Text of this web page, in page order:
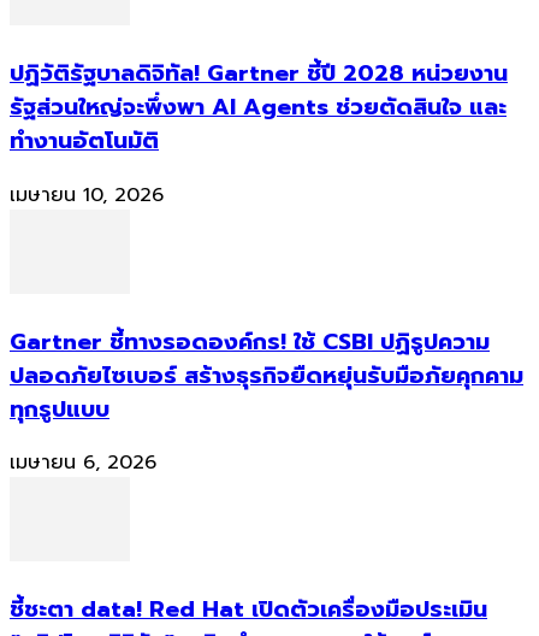
ปฏิวัติรัฐบาลดิจิทัล! Gartner ชี้ปี 2028 หน่วยงาน
รัฐส่วนใหญ่จะพึ่งพา AI Agents ช่วยตัดสินใจ และ
ทำงานอัตโนมัติ
เมษายน 10, 2026
Gartner ชี้ทางรอดองค์กร! ใช้ CSBI ปฏิรูปความ
ปลอดภัยไซเบอร์ สร้างธุรกิจยืดหยุ่นรับมือภัยคุกคาม
ทุกรูปแบบ
เมษายน 6, 2026
ชี้ชะตา data! Red Hat เปิดตัวเครื่องมือประเมิน